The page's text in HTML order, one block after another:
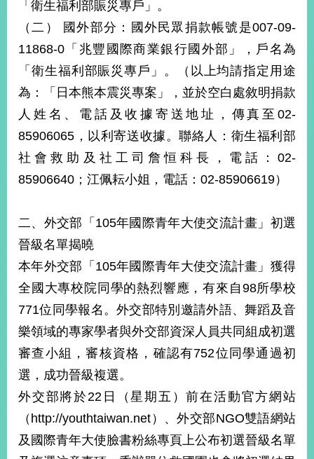
資
國
家
地
區
國
際
播
政
資
訊
開
為
民
服
務
本
部
關
「衛生福利部賑災專戶」。
（二） 國外部分：國外民眾捐款帳號是007-09-
11868-0「兆豐國際商業銀行國外部」，戶名為
「衛生福利部賑災專戶」。（以上均請指定用途
為：「日本熊本震災專案」，並於空白處敘明捐款
人姓名、電話及收據寄送地址，傳真至02-
85906065，以利寄送收據。聯絡人：衛生福利部
社會救助及社工司詹恒科長，電話：02-
85906640；江佩耘小姐，電話：02-85906619）
二、外交部「105年國際青年大使交流計畫」初選
晉級名單揭曉
本年外交部「105年國際青年大使交流計畫」獲得
全國大專校院同學的熱烈響應，有來自98所學校
771位同學報名。外交部特別邀請外語、舞蹈及音
樂領域的專家學者與外交部資深人員共同組成初選
審查小組，審核資格，確認有752位同學通過初
選，成功晉級複選。
外交部將於22日（星期五）前在活動官方網站
（http://youthtaiwan.net）、外交部NGO雙語網站
及國際青年大使臉書粉絲專頁上公布初選晉級名單